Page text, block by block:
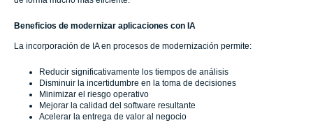
Beneficios de modernizar aplicaciones con IA
La incorporación de IA en procesos de modernización permite:
Reducir significativamente los tiempos de análisis
Disminuir la incertidumbre en la toma de decisiones
Minimizar el riesgo operativo
Mejorar la calidad del software resultante
Acelerar la entrega de valor al negocio